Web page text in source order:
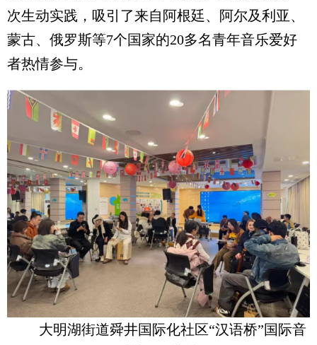
次生动实践，吸引了来自阿根廷、阿尔及利亚、
蒙古、俄罗斯等7个国家的20多名青年音乐爱好
者热情参与。
大明湖街道舜井国际化社区“汉语桥”国际音